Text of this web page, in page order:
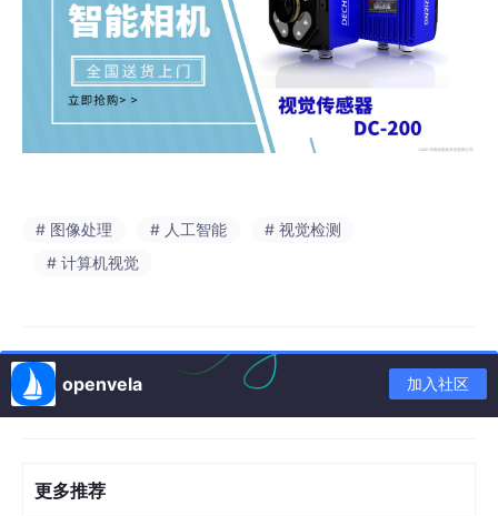
# 图像处理 # 人工智能
# 视觉检测
# 计算机视觉
openvela 加入社区
更多推荐